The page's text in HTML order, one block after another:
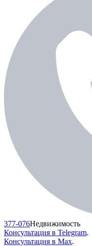
377-076Недвижимость
Консультация в Telegram.
Консультация в Max.